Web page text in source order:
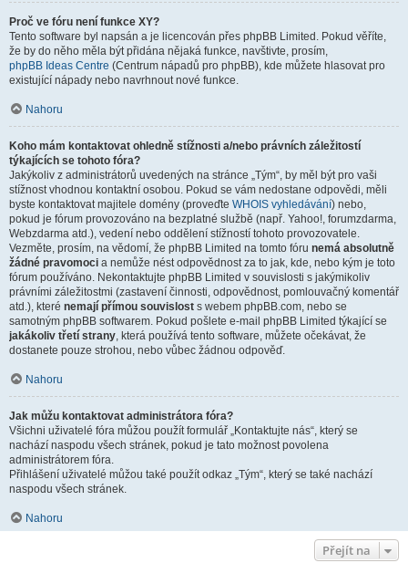
Proč ve fóru není funkce XY?
Tento software byl napsán a je licencován přes phpBB Limited. Pokud věříte,
že by do něho měla být přidána nějaká funkce, navštivte, prosím,
phpBB Ideas Centre (Centrum nápadů pro phpBB), kde můžete hlasovat pro
existující nápady nebo navrhnout nové funkce.
Nahoru
Koho mám kontaktovat ohledně stížnosti a/nebo právních záležitostí
týkajících se tohoto fóra?
Jakýkoliv z administrátorů uvedených na stránce „Tým“, by měl být pro vaši
stížnost vhodnou kontaktní osobou. Pokud se vám nedostane odpovědi, měli
byste kontaktovat majitele domény (proveďte WHOIS vyhledávání) nebo,
pokud je fórum provozováno na bezplatné službě (např. Yahoo!, forumzdarma,
Webzdarma atd.), vedení nebo oddělení stížností tohoto provozovatele.
Vezměte, prosím, na vědomí, že phpBB Limited na tomto fóru nemá absolutně
žádné pravomoci a nemůže nést odpovědnost za to jak, kde, nebo kým je toto
fórum používáno. Nekontaktujte phpBB Limited v souvislosti s jakýmikoliv
právními záležitostmi (zastavení činnosti, odpovědnost, pomlouvačný komentář
atd.), které nemají přímou souvislost s webem phpBB.com, nebo se
samotným phpBB softwarem. Pokud pošlete e-mail phpBB Limited týkající se
jakákoliv třetí strany, která používá tento software, můžete očekávat, že
dostanete pouze strohou, nebo vůbec žádnou odpověď.
Nahoru
Jak můžu kontaktovat administrátora fóra?
Všichni uživatelé fóra můžou použít formulář „Kontaktujte nás“, který se
nachází naspodu všech stránek, pokud je tato možnost povolena
administrátorem fóra.
Přihlášení uživatelé můžou také použít odkaz „Tým“, který se také nachází
naspodu všech stránek.
Nahoru
Přejít na